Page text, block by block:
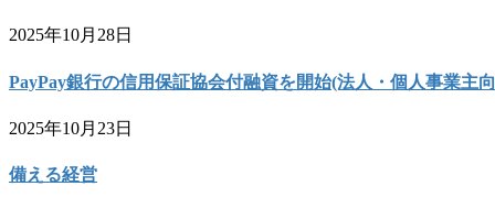
2025年10月28日
PayPay銀行の信用保証協会付融資を開始(法人・個人事業主
2025年10月23日
備える経営